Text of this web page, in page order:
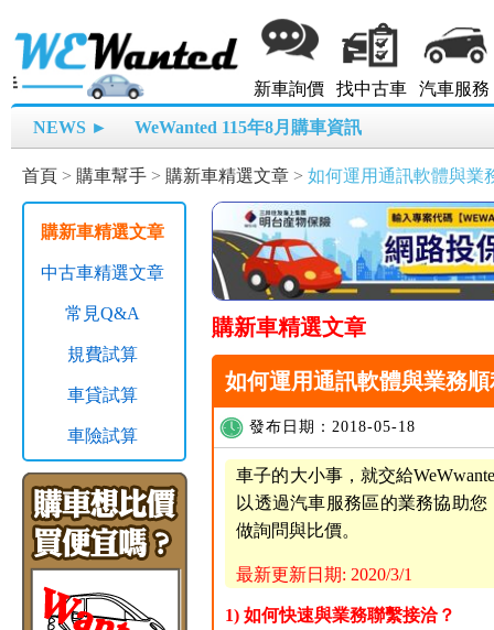
新車詢價 找中古車 汽車服務
NEWS ► WeWanted 115年8月購車資訊
首頁 > 購車幫手 > 購新車精選文章 > 如何運用通訊軟體與業
購新車精選文章
中古車精選文章
常見Q&A
規費試算
車貸試算
車險試算
購新車精選文章
如何運用通訊軟體與業務
發布日期：2018-05-18
車子的大小事，就交給
以透過汽車服務區的業務協助
做詢問與比價。
最新更新日期: 2020/3/1
1) 如何快速與業務聯繫接洽？